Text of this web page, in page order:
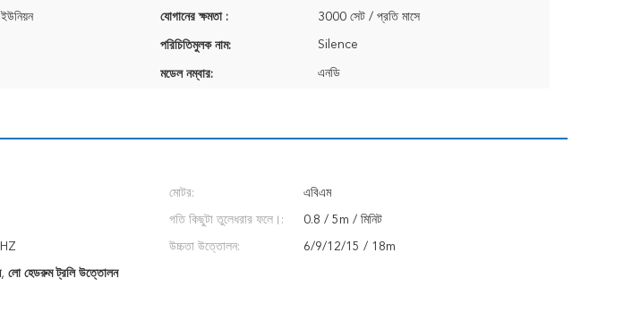
যোগানের ক্ষমতা : 3000 সেট / প্রতি মাসে
পরিচিতিমুলক নাম: Silence
মডেল নম্বার: এনডি
মোটর: এবিএম
গতি কিছুটা তুলেধরার ফলে।: 0.8 / 5m / মিনিট
উচ্চতা উত্তোলন: 6/9/12/15 / 18m
, লো হেডরুম ট্রলি উত্তোলন